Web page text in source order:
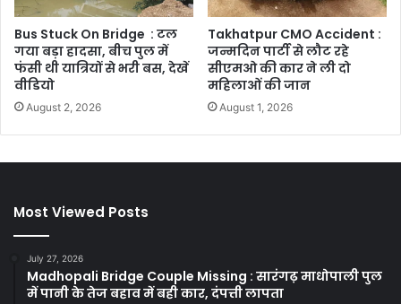
Bus Stuck On Bridge : टल
गया बड़ा हादसा, बीच पुल में
फंसी थी यात्रियों से भरी बस, देखें
वीडियो
August 2, 2026
Takhatpur CMO Accident :
जन्मदिन पार्टी से लौट रहे
सीएमओ की कार ने ली दो
महिलाओं की जान
August 1, 2026
Most Viewed Posts
July 27, 2026
Madhopali Bridge Couple Missing : सारंगढ़ माधोपाली पुल
में पानी के तेज बहाव में बही कार, दंपत्ती लापता